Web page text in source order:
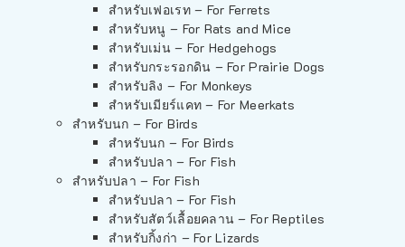
สำหรับเฟอเรท – For Ferrets
สำหรับหนู – For Rats and Mice
สำหรับเม่น – For Hedgehogs
สำหรับกระรอกดิน – For Prairie Dogs
สำหรับลิง – For Monkeys
สำหรับเมียร์แคท – For Meerkats
สำหรับนก – For Birds
สำหรับนก – For Birds
สำหรับปลา – For Fish
สำหรับปลา – For Fish
สำหรับปลา – For Fish
สำหรับสัตว์เลื้อยคลาน – For Reptiles
สำหรับกิ้งก่า – For Lizards